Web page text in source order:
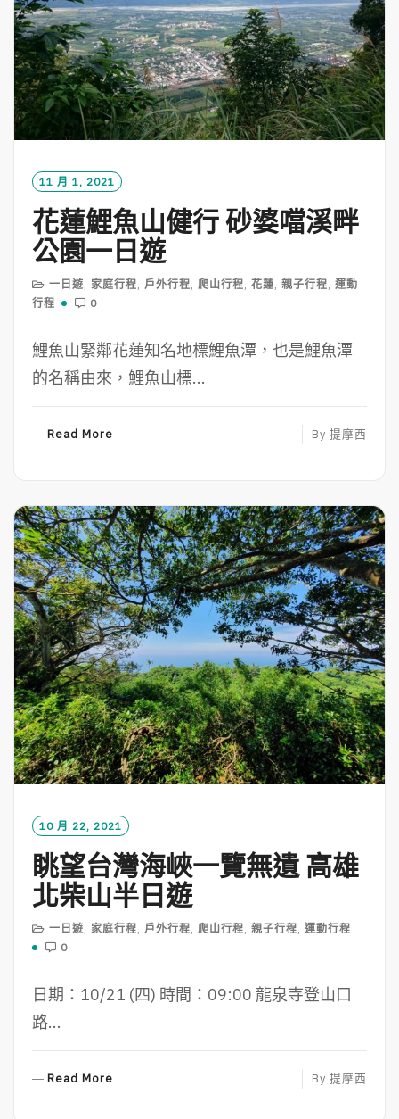
11 月 1, 2021
花蓮鯉魚山健行 砂婆噹溪畔
公園一日遊
一日遊, 家庭行程, 戶外行程, 爬山行程, 花蓮, 親子行程, 運動
行程
0
鯉魚山緊鄰花蓮知名地標鯉魚潭，也是鯉魚潭
的名稱由來，鯉魚山標...
Read More
M
O
R
E
By 提摩西
10 月 22, 2021
眺望台灣海峽一覽無遺 高雄
北柴山半日遊
一日遊, 家庭行程, 戶外行程, 爬山行程, 親子行程, 運動行程
0
日期：10/21 (四) 時間：09:00 龍泉寺登山口
路...
Read More By 提摩西